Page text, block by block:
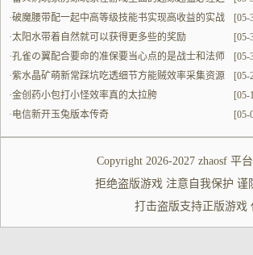
地
[05-
·破魔腰带配一起中高等级技能书实现高收益的实战
解读
[05-
·太阳水带着自然就可以获得更多些的奖励
[05-
·孔雀の翼配合要命的准保要当心点的是战士和法师
的配合
[05-
·紫水晶矿萌新常踩坑吃透细节方能贼效率采集资源
[05-
·金创药小包打小怪效率真的太拉胯
[05-
·电信新开玉兔版本传奇
Copyright 2026-2027 zhaosf平台
拒绝盗版游戏 注意自我保护 谨
打击盗版支持正版游戏